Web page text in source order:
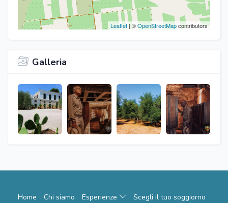
Leaflet | ©OpenStreetMapcontributors
Galleria
Home Chi siamo Esperienze
Scegli il tuo soggiorno